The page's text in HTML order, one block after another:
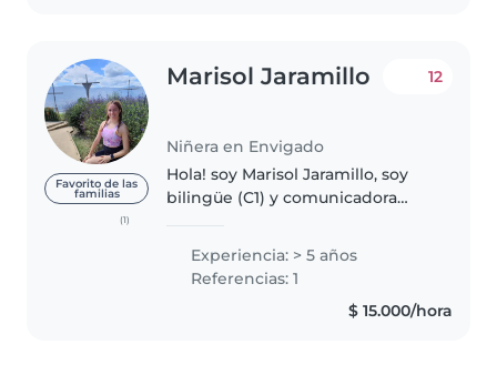
Favorito de las
familias
(1)
Marisol Jaramillo
Niñera en Envigado
12
Hola! soy Marisol Jaramillo, soy
bilingüe (C1) y comunicadora
cuidado de bebés y niños
colombianos y americanos. Soy
una persona paciente, creativa,..
Experiencia: > 5 años
Referencias: 1
$ 15.000/hora